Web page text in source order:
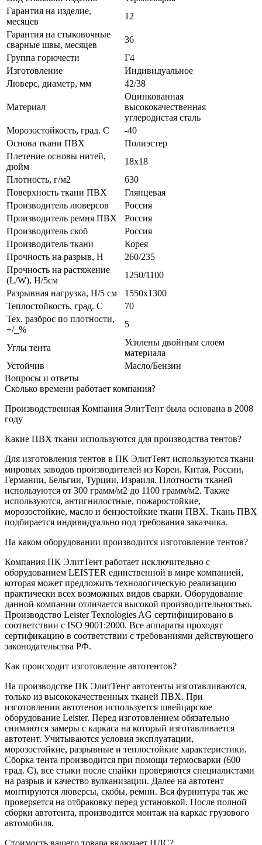
Гарантия на изделие,
месяцев
12
Гарантия на стыковочные
сварные швы, месяцев
36
Группа горючести
Г4
Изготовление
Индивидуальное
Люверс, диаметр, мм
42/38
Материал
Оцинкованная
высококачественная
углеродистая сталь
Морозостойкость, град. С
-40
Основа ткани ПВХ
Полиэстер
Плетение основы нитей,
дюйм
18х18
Плотность, г/м2
630
Поверхность ткани ПВХ
Глянцевая
Производитель люверсов
Россия
Производитель ремня ПВХ
Россия
Производитель скоб
Россия
Производитель ткани
Корея
Прочность на разрыв, H
260/235
Прочность на растяжение
(L/W), Н/5см
1250/1100
Разрывная нагрузка, Н/5 см
1550х1300
Теплостойкость, град. С
70
Тех. разброс по плотности,
+/_%
5
Углы тента
Усилены двойным слоем
материала
Устойчив
Масло/Бензин
Вопросы и ответы
Сколько времени работает компания?
Производственная Компания ЭлитТент была основана в 2008
году
Какие ПВХ ткани используются для производства тентов?
Для изготовления тентов в ПК ЭлитТент используются ткани
мировых заводов производителей из Кореи, Китая, России,
Германии, Бельгии, Турции, Израиля. Плотности тканей
используются от 300 грамм/м2 до 1100 грамм/м2. Также
используются, антигнилостные, пожаростойкие,
морозостойкие, масло и бензостойкие ткани ПВХ. Ткань ПВХ
подбирается индивидуально под требования заказчика.
На каком оборудовании производится изготовление тентов?
Компания ПК ЭлитТент работает исключительно с
оборудованием LEISTER единственной в мире компанией,
которая может предложить технологическую реализацию
практически всех возможных видов сварки. Оборудование
данной компании отличается высокой производительностью.
Производство Leister Texnologies AG сертифицировано в
соответствии с ISO 9001:2000. Все аппараты проходят
сертификацию в соответствии с требованиями действующего
законодательства РФ.
Как происходит изготовление автотентов?
На производстве ПК ЭлитТент автотенты изготавливаются,
только из высококачественных тканей ПВХ. При
изготовлении автотенов используется швейцарское
оборудование Leister. Перед изготовлением обязательно
снимаются замеры с каркаса на который изготавливается
автотент. Учитываются условия эксплуатации,
морозостойкие, разрывные и теплостойкие характеристики.
Сборка тента производится при помощи термосварки (600
град. С), все стыки после спайки проверяются специалистами
на разрыв и качество вулканизации. Далее на автотент
монтируются люверсы, скобы, ремни. Вся фурнитура так же
проверяется на отбраковку перед установкой. После полной
сборки автотента, производится монтаж на каркас грузового
автомобиля.
Стоимость вашего товара включает НДС?